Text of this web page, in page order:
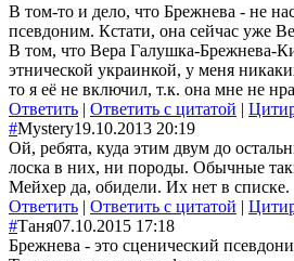
В том-то и дело, что Брежнева - не
псевдоним. Кстати, она сейчас уже
В том, что Вера Галушка-Брежнева-
этнической украинкой, у меня
то я её не включил, т.к. она мне не
Ответить | Ответить с цитатой |
#Mystery19.10.2013 20:19
Ой, ребята, куда этим двум до
лоска в них, ни породы. Обычные
Мейхер да, обидели. Их нет в списке.
Ответить | Ответить с цитатой |
#Таня07.10.2015 17:18
Брежнева - это сценический